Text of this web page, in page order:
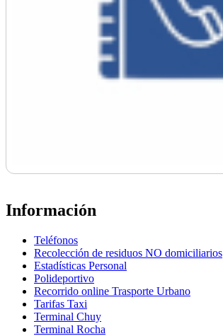
Información
Teléfonos
Recolección de residuos NO domiciliarios
Estadísticas Personal
Polideportivo
Recorrido online Trasporte Urbano
Tarifas Taxi
Terminal Chuy
Terminal Rocha